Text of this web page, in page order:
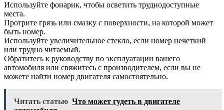
Используйте фонарик, чтобы осветить труднодоступные
места.
Протрите грязь или смазку с поверхности, на которой может
быть номер.
Используйте увеличительное стекло, если номер нечеткий
или трудно читаемый.
Обратитесь к руководству по эксплуатации вашего
автомобиля или свяжитесь с производителем, если вы не
можете найти номер двигателя самостоятельно.
Читать статью Что может гудеть в двигателе